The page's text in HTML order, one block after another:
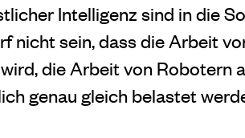
Intelligenz sind in die
nicht sein, dass die Arbeit
die Arbeit von Robotern
genau gleich belastet